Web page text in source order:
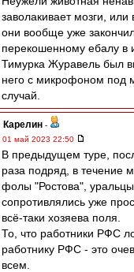
заволакивает мозги,
они вообще уже
перекошенному ебалу в
Тимурка Журавель был
него с микрофоном под
случай.
Карелин -
01 май 2023 22:50
В предыдущем туре,
раза подряд, в течение
фолы "Ростова",
сопротивлялись уже
всё-таки хозяева поля.
То, что работники РФС
работнику РФС - это
всем.